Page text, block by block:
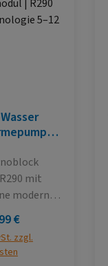
mit
moderne,
und
Das
einer
€
zzgl.